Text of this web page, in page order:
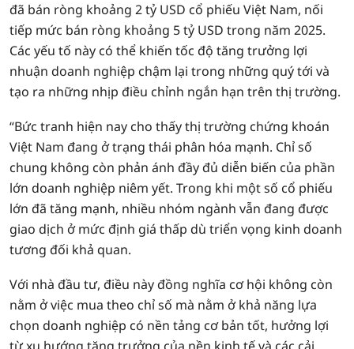
đã bán ròng khoảng 2 tỷ USD cổ phiếu Việt Nam, nối
tiếp mức bán ròng khoảng 5 tỷ USD trong năm 2025.
Các yếu tố này có thể khiến tốc độ tăng trưởng lợi
nhuận doanh nghiệp chậm lại trong những quý tới và
tạo ra những nhịp điều chỉnh ngắn hạn trên thị trường.
“Bức tranh hiện nay cho thấy thị trường chứng khoán
Việt Nam đang ở trạng thái phân hóa mạnh. Chỉ số
chung không còn phản ánh đầy đủ diễn biến của phần
lớn doanh nghiệp niêm yết. Trong khi một số cổ phiếu
lớn đã tăng mạnh, nhiều nhóm ngành vẫn đang được
giao dịch ở mức định giá thấp dù triển vọng kinh doanh
tương đối khả quan.
Với nhà đầu tư, điều này đồng nghĩa cơ hội không còn
nằm ở việc mua theo chỉ số mà nằm ở khả năng lựa
chọn doanh nghiệp có nền tảng cơ bản tốt, hưởng lợi